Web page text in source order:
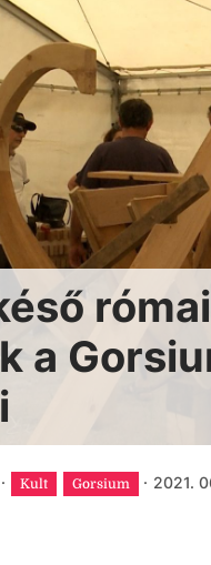
a
· Kult Gorsium · 2021.